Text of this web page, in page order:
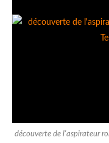
découverte de l'aspirateur